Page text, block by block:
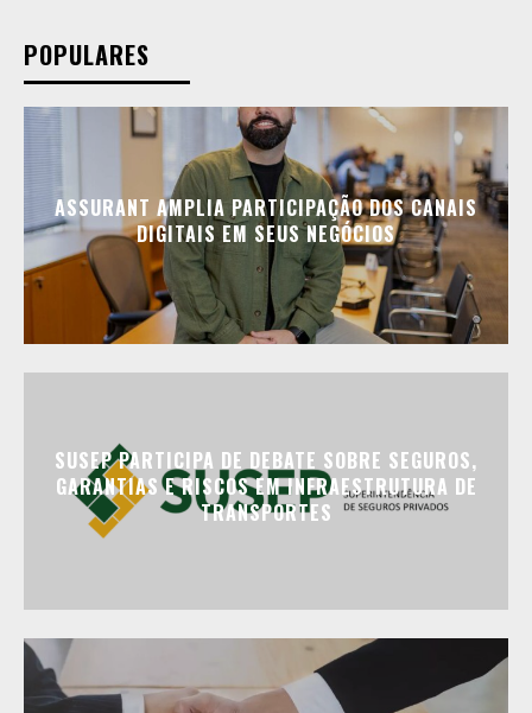
POPULARES
ASSURANT AMPLIA PARTICIPAÇÃO DOS CANAIS
DIGITAIS EM SEUS NEGÓCIOS
SUSEP PARTICIPA DE DEBATE SOBRE SEGUROS,
GARANTIAS E RISCOS EM INFRAESTRUTURA DE
TRANSPORTES